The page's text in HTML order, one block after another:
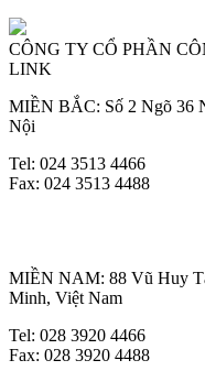
CÔNG TY CỔ PHẦN
LINK
MIỀN BẮC: Số 2 Ngõ 36
Nội
Tel: 024 3513 4466
Fax: 024 3513 4488
MIỀN NAM: 88 Vũ Huy
Minh, Việt Nam
Tel: 028 3920 4466
Fax: 028 3920 4488